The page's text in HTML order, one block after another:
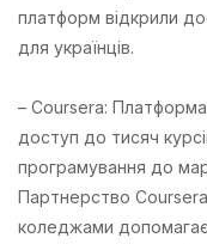
платформ відкрили
для українців.
– Coursera:
доступ до тисяч
програмування до
Партнерство
коледжами допомагає